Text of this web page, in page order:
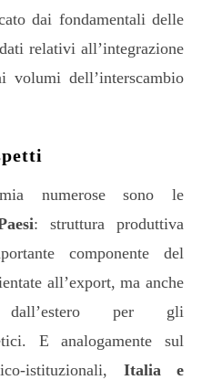
dai fondamentali delle
relativi all’integrazione
volumi dell’interscambio
numerose sono le
: struttura produttiva
componente del
all’export, ma anche
dall’estero per gli
E analogamente sul
istituzionali, Italia e